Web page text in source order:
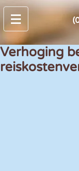
Verhoging